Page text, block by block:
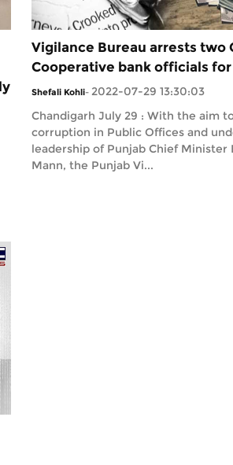
Vigilance Bureau arrests two
Cooperative bank officials
Shefali Kohli- 2022-07-29 13:30:03
Chandigarh July 29 : With the aim
corruption in Public Offices and
leadership of Punjab Chief Minister
Mann, the Punjab Vi...